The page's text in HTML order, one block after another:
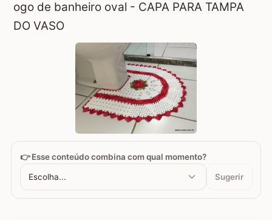
ogo de banheiro oval - CAPA PARA TAMPA
DO VASO
👉 Esse conteúdo combina com qual momento?
Escolha... Sugerir